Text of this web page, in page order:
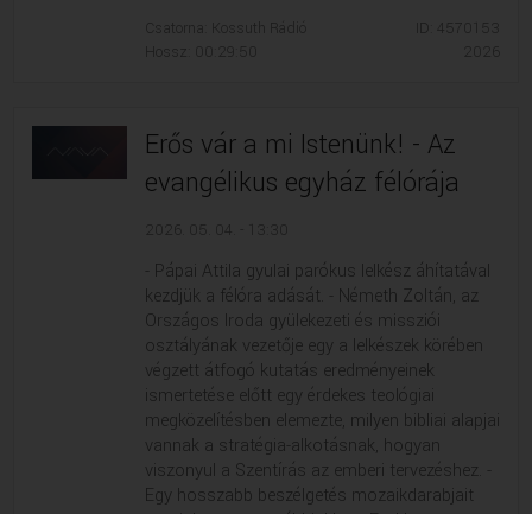
Csatorna: Kossuth Rádió
Hossz: 00:29:50
ID: 4570153
Erős vár a mi Istenünk! - Az
evangélikus egyház félórája
2026. 05. 04. - 13:30
- Pápai Attila gyulai parókus lelkész áhítatával
kezdjük a félóra adását. - Németh Zoltán, az
Országos Iroda gyülekezeti és missziói
osztályának vezetője egy a lelkészek körében
végzett átfogó kutatás eredményeinek
ismertetése előtt egy érdekes teológiai
megközelítésben elemezte, milyen bibliai alapjai
vannak a stratégia-alkotásnak, hogyan
viszonyul a Szentírás az emberi tervezéshez. -
Egy hosszabb beszélgetés mozaikdarabjait